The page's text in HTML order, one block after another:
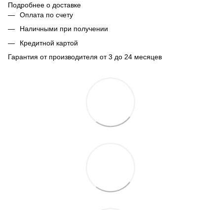
Подробнее о доставке
Оплата по счету
Наличными при получении
Кредитной картой
Гарантия от производителя от 3 до 24 месяцев